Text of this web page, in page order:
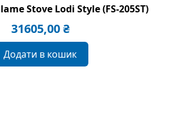
Stove Lodi Style (FS-205ST)
31605,00₴
Додати в кошик